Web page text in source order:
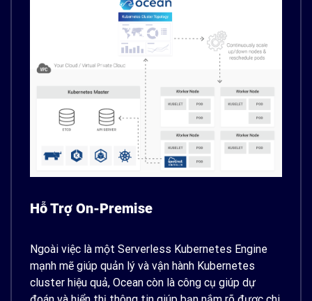
Hỗ Trợ On-Premise
Ngoài việc là một Serverless Kubernetes Engine
mạnh mẽ giúp quản lý và vận hành Kubernetes
cluster hiệu quả, Ocean còn là công cụ giúp dự